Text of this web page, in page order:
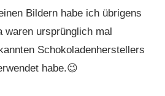
Bildern habe ich übrigens
waren ursprünglich mal
Schokoladenherstellers
habe.😉